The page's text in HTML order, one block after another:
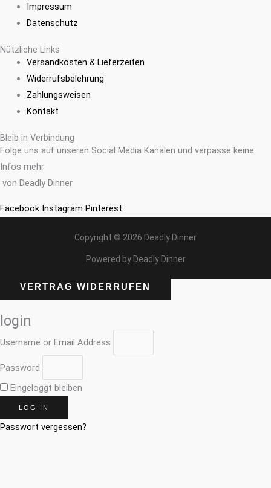
Impressum
Datenschutz
Nützliche Links
Versandkosten & Lieferzeiten
Widerrufsbelehrung
Zahlungsweisen
Kontakt
Bleib in Verbindung
Folge uns auf unseren Social Media Kanälen und verpasse keine
Infos mehr
von Deadly Dinner
Facebook Instagram Pinterest
Copyright © 2026 Deadly Dinner
Powered by Deadly Dinner
VERTRAG WIDERRUFEN
login
Username or Email Address
Password
Eingeloggt bleiben
LOG IN
Passwort vergessen?